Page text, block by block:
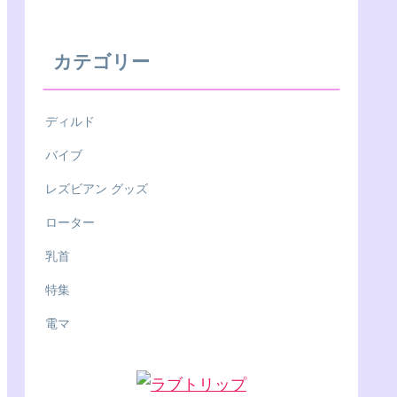
カテゴリー
ディルド
バイブ
レズビアン グッズ
ローター
乳首
特集
電マ